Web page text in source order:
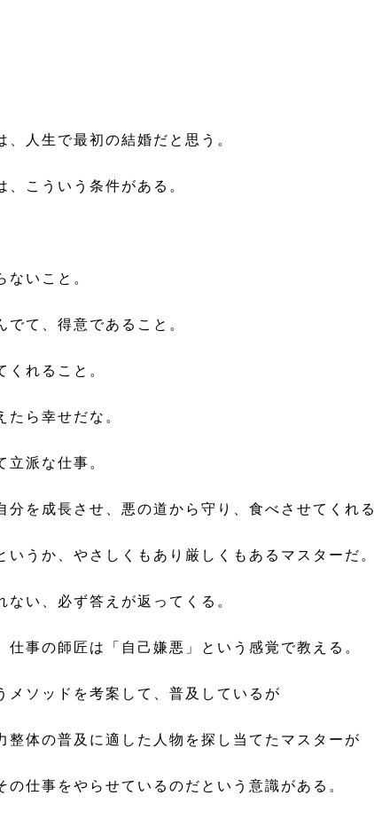
人生で最初の結婚だと思う。
こういう条件がある。
いこと。
て、得意であること。
れること。
ら幸せだな。
派な仕事。
を成長させ、悪の道から守り、食べさせてくれる
うか、やさしくもあり厳しくもあるマスターだ。
い、必ず答えが返ってくる。
事の師匠は「自己嫌悪」という感覚で教える。
ソッドを考案して、普及しているが
体の普及に適した人物を探し当てたマスターが
仕事をやらせているのだという意識がある。